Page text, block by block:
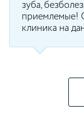
зуба,
приемлемые!
клиника на